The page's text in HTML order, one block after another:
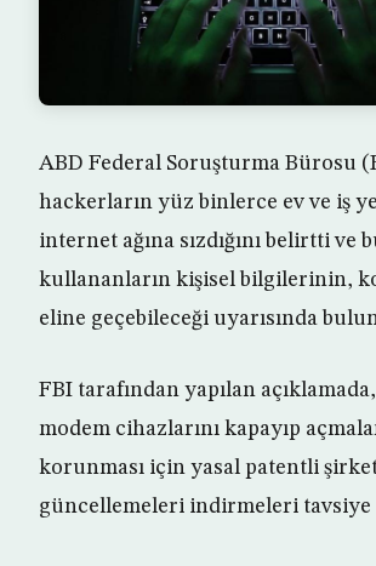
ABD Federal Soruşturma Bürosu
hackerların yüz binlerce ev ve iş
internet ağına sızdığını belirtti ve
kullananların kişisel bilgilerinin,
eline geçebileceği uyarısında
FBI tarafından yapılan
modem cihazlarını kapayıp
korunması için yasal patentli
güncellemeleri indirmeleri tavsiye